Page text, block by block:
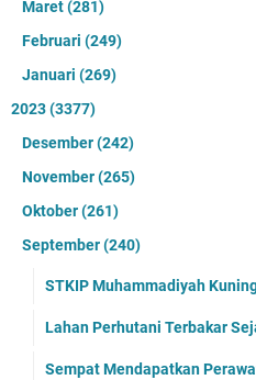
Maret(281)
Februari (249)
Januari (269)
2023(3377)
Desember(242)
November(265)
Oktober(261)
September(240)
STKIP Muhammadiyah
Lahan Perhutani Terbakar
Sempat Mendapatkan